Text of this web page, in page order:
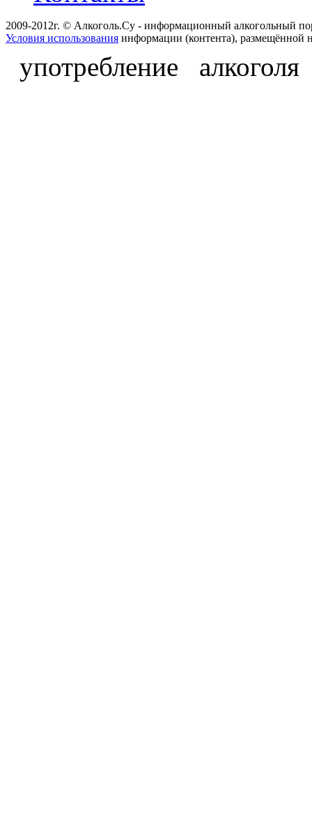
2009-2012г. © Алкоголь.Су - информационный алкогольный
Условия использования информации (контента), размещённой
употребление